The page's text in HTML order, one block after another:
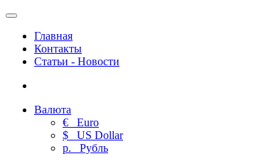
Главная
Контакты
Статьи - Новости
Валюта
€ Euro
$ US Dollar
р. Рубль